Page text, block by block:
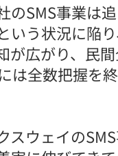
のSMS事業は
いう状況に陥
が広がり、民
は全数把握を
スウェイの